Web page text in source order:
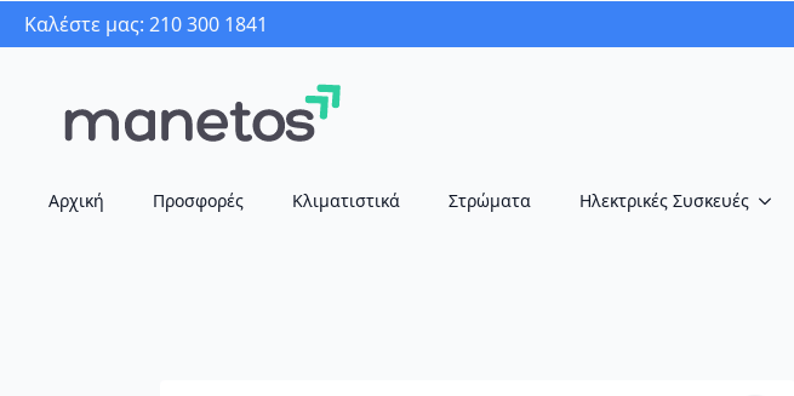
Καλέστε μας: 210 300 1841
Αρχική Προσφορές Κλιματιστικά Στρώματα Ηλεκτρικές Συσκευές